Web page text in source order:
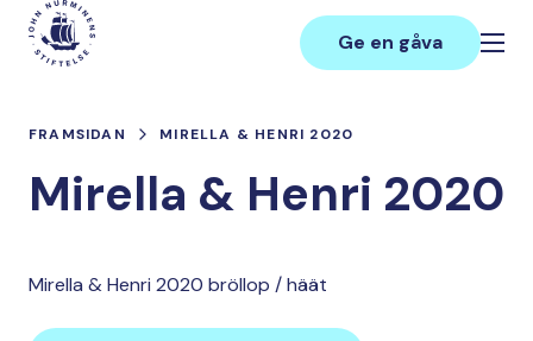
Hoppa
innehåll
Main
Ge en gåva
FRAMSIDAN MIRELLA & HENRI 2020
Mirella & Henri 2020
Mirella & Henri 2020 bröllop / häät